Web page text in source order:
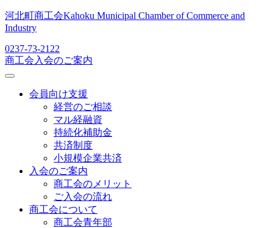
河北町商工会Kahoku Municipal Chamber of Commerce and
Industry
0237-73-2122
商工会入会のご案内
会員向け支援
経営のご相談
マル経融資
持続化補助金
共済制度
小規模企業共済
入会のご案内
商工会のメリット
ご入会の流れ
商工会について
商工会青年部